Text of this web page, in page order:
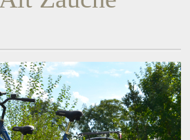
Datenschutz